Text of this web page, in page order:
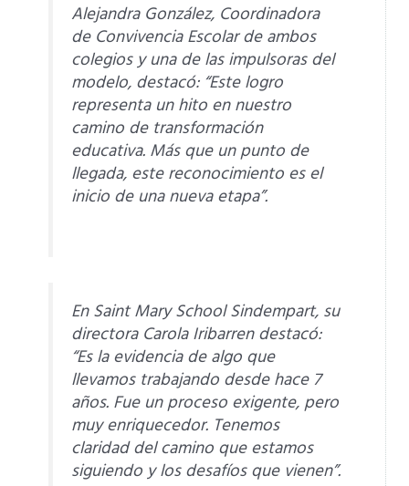
Alejandra González, Coordinadora
de Convivencia Escolar de ambos
colegios y una de las impulsoras del
modelo, destacó: “Este logro
representa un hito en nuestro
camino de transformación
educativa. Más que un punto de
llegada, este reconocimiento es el
inicio de una nueva etapa”.
En Saint Mary School Sindempart, su
directora Carola Iribarren destacó:
“Es la evidencia de algo que
llevamos trabajando desde hace 7
años. Fue un proceso exigente, pero
muy enriquecedor. Tenemos
claridad del camino que estamos
siguiendo y los desafíos que vienen”.